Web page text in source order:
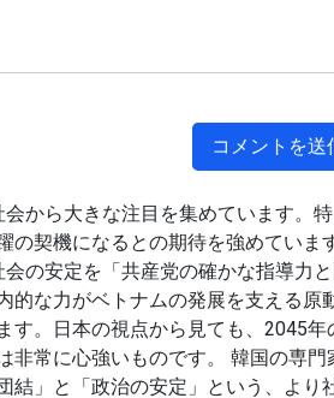
コメントを送
から大きな注目を集めています。
契機になるとの期待を強めていま
の安定を「共産党の確かな指導力
的な力がベトナムの発展を支える原
す。日本の視点から見ても、2045年
非常に心強いものです。 韓国の専門
」と「政治の安定」という、より